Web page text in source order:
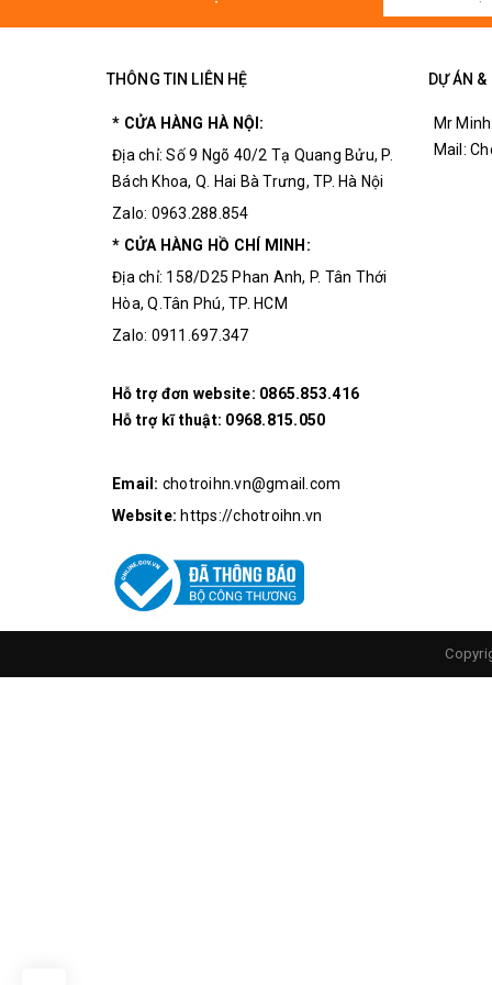
THÔNG TIN LIÊN HỆ
* CỬA HÀNG HÀ NỘI:
Địa chỉ: Số 9 Ngõ 40/2 Tạ Quang Bửu, P.
Bách Khoa, Q. Hai Bà Trưng, TP. Hà Nội
Zalo: 0963.288.854
* CỬA HÀNG HỒ CHÍ MINH:
Địa chỉ: 158/D25 Phan Anh, P. Tân Thới
Hòa, Q.Tân Phú, TP. HCM
Zalo: 0911.697.347
Hỗ trợ đơn website: 0865.853.416
Hỗ trợ kĩ thuật: 0968.815.050
Email: chotroihn.vn@gmail.com
Website: https://chotroihn.vn
DỰ ÁN &
Mr
Mail: